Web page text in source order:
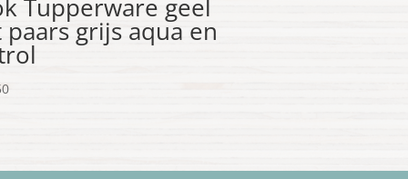
Tupperware geel
grijs aqua en